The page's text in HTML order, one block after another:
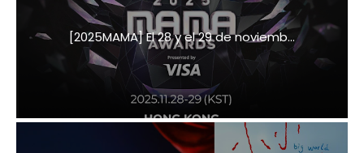
[2025MAMA] El 28 y el 29 de noviemb...